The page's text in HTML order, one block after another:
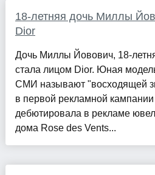
18-летняя дочь Миллы
Dior
Дочь Миллы Йовович, 18-
стала лицом Dior. Юная
СМИ называют "восходящей
в первой рекламной
дебютировала в рекламе
дома Rose des Vents...